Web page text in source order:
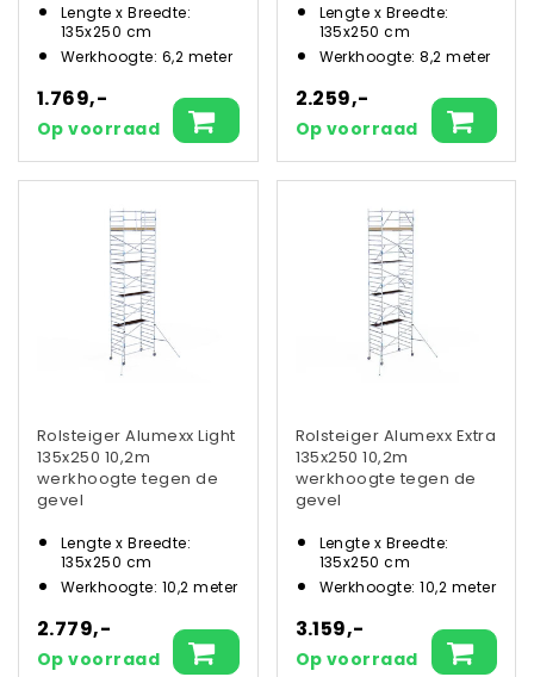
Lengte x Breedte:
135x250 cm
Werkhoogte: 6,2 meter
1.769,-
Op voorraad
Lengte x Breedte:
135x250 cm
Werkhoogte: 8,2 meter
2.259,-
Op voorraad
Rolsteiger Alumexx Light
135x250 10,2m
werkhoogte tegen de
gevel
Lengte x Breedte:
135x250 cm
Werkhoogte: 10,2 meter
2.779,-
Op voorraad
Rolsteiger Alumexx Extra
135x250 10,2m
werkhoogte tegen de
gevel
Lengte x Breedte:
135x250 cm
Werkhoogte: 10,2 meter
3.159,-
Op voorraad